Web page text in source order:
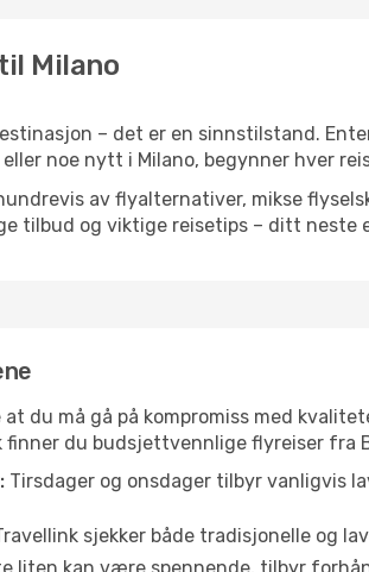
Milano
– det er en sinnstilstand.
noe nytt i Milano, begynner hver
av flyalternativer, mikse
tilbud og viktige reisetips – ditt neste
du må gå på kompromiss med
du budsjettvennlige flyreiser fra
Tirsdager og onsdager tilbyr vanligvis
sjekker både tradisjonelle og